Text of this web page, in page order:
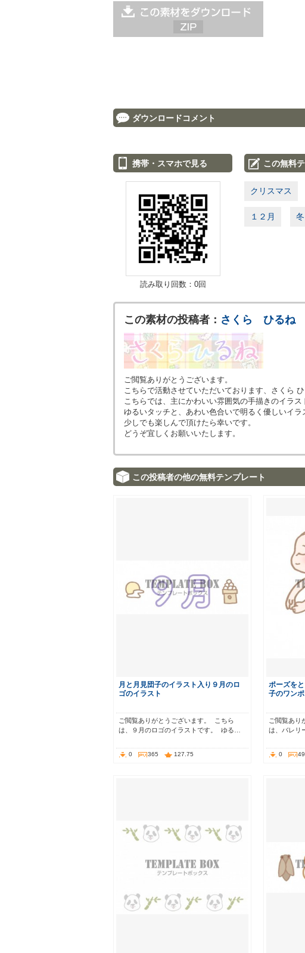
ダウンロードコメント
携帯・スマホで見る
読み取り回数：0回
この無料
クリスマス
１２月 冬
この素材の投稿者： さくら ひるね
ご閲覧ありがとうございます。
こちらで活動させていただいております、さくら ひ
こちらでは、主にかわいい雰囲気の手描きのイラス
ゆるいタッチと、あわい色合いで明るく優しいイラ
少しでも楽しんで頂けたら幸いです。
どうぞ宜しくお願いいたします。
この投稿者の他の無料テンプレート
月と月見団子のイラスト入り９月のロ
ゴのイラスト
ご閲覧ありがとうございます。 こちら
は、９月のロゴのイラストです。 ゆる…
0 365 127.75
ポーズを
子のワン
ご閲覧あり
は、バレリ
0